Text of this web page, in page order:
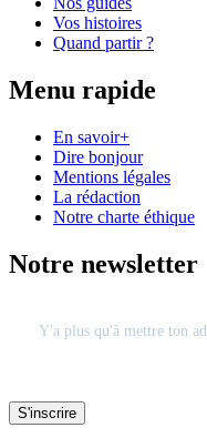
Vos histoires
Quand partir ?
Menu rapide
En savoir+
Dire bonjour
Mentions légales
La rédaction
Notre charte éthique
Notre newsletter